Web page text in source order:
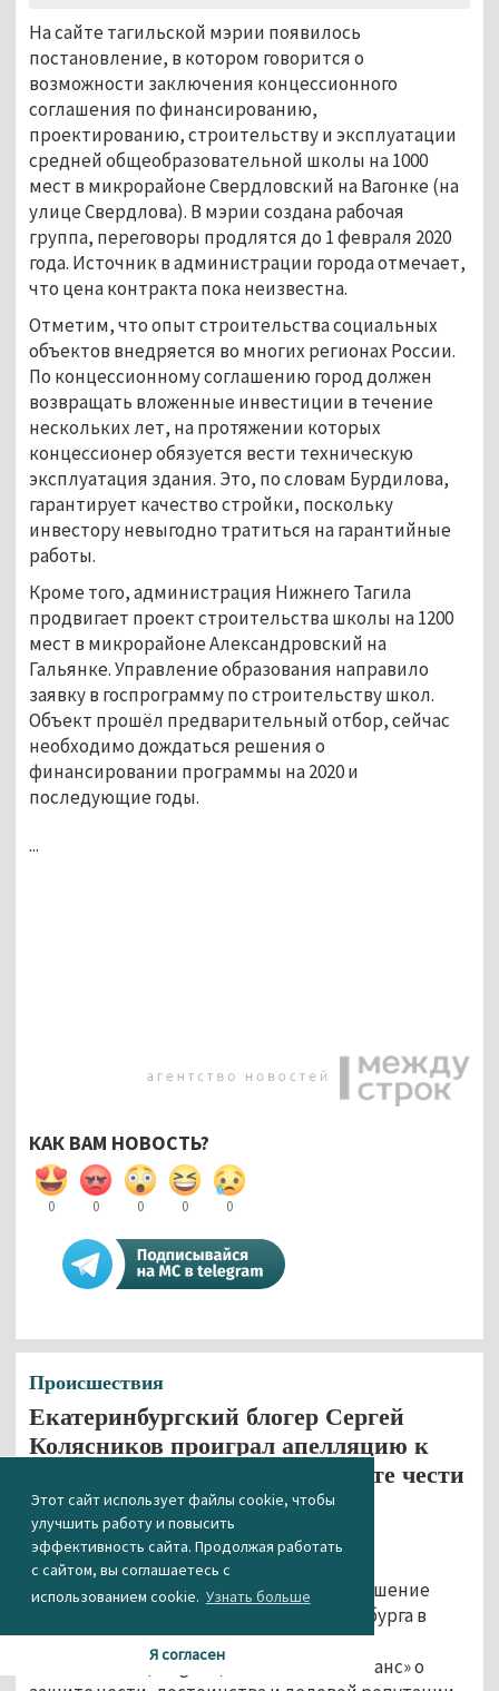
Этот сайт использует файлы cookie, чтобы
улучшить работу и повысить
эффективность сайта. Продолжая работать
с сайтом, вы соглашаетесь с
использованием cookie. Узнать больше
Я согласен
На сайте тагильской мэрии появилось
постановление, в котором говорится о
возможности заключения концессионного
соглашения по финансированию,
проектированию, строительству и эксплуатации
средней общеобразовательной школы на 1000
мест в микрорайоне Свердловский на Вагонке (на
улице Свердлова). В мэрии создана рабочая
группа, переговоры продлятся до 1 февраля 2020
года. Источник в администрации города отмечает,
что цена контракта пока неизвестна.
Отметим, что опыт строительства социальных
объектов внедряется во многих регионах России.
По концессионному соглашению город должен
возвращать вложенные инвестиции в течение
нескольких лет, на протяжении которых
концессионер обязуется вести техническую
эксплуатация здания. Это, по словам Бурдилова,
гарантирует качество стройки, поскольку
инвестору невыгодно тратиться на гарантийные
работы.
Кроме того, администрация Нижнего Тагила
продвигает проект строительства школы на 1200
мест в микрорайоне Александровский на
Гальянке. Управление образования направило
заявку в госпрограмму по строительству школ.
Объект прошёл предварительный отбор, сейчас
необходимо дождаться решения о
финансировании программы на 2020 и
последующие годы.
...
КАК ВАМ НОВОСТЬ?
0 0 0 0 0
Происшествия
Екатеринбургский блогер Сергей
Колясников проиграл апелляцию к
телеканалу «Крик-ТВ» о защите чести
и достоинства
29.10.2019 14:42
Свердловский облсуд оставил в силе решение
Октябрьского районного суда Екатеринбурга в
деле поискублогера-патриота Сергея
Колясникова (Zergulio) к ООО «ТК «Резонанс» о